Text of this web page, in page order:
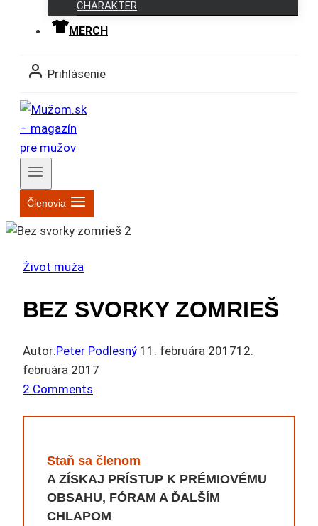
CHARAKTER
MERCH
Prihlásenie
Členovia
Život muža
BEZ SVORKY ZOMRIEŠ
Autor:Peter Podlesný 11. februára 201712.
februára 2017
2 Comments
Staň sa členom
A ZÍSKAJ PRÍSTUP K PRÉMIOVÉMU
OBSAHU, FÓRAM A ĎALŠÍM
CHLAPOM